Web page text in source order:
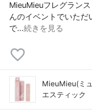
MieuMieuフレグラン
んのイベントでいた
で…続きを見る
MieuMieu(ミ
エスティック